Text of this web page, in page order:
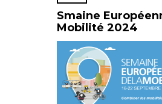
Smaine
Mobilité 2024